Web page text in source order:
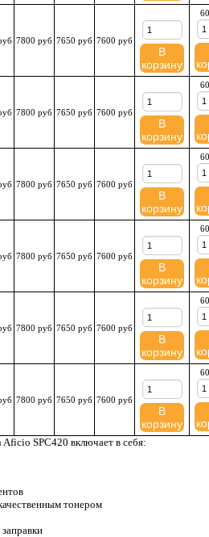
7800 руб 7650 руб 7600 руб
В
корзину
7800 руб 7650 руб 7600 руб
В
корзину
7800 руб 7650 руб 7600 руб
В
корзину
7800 руб 7650 руб 7600 руб
В
корзину
7800 руб 7650 руб 7600 руб
В
корзину
7800 руб 7650 руб 7600 руб
В
корзину
SPC420 включает в себя:
тонером